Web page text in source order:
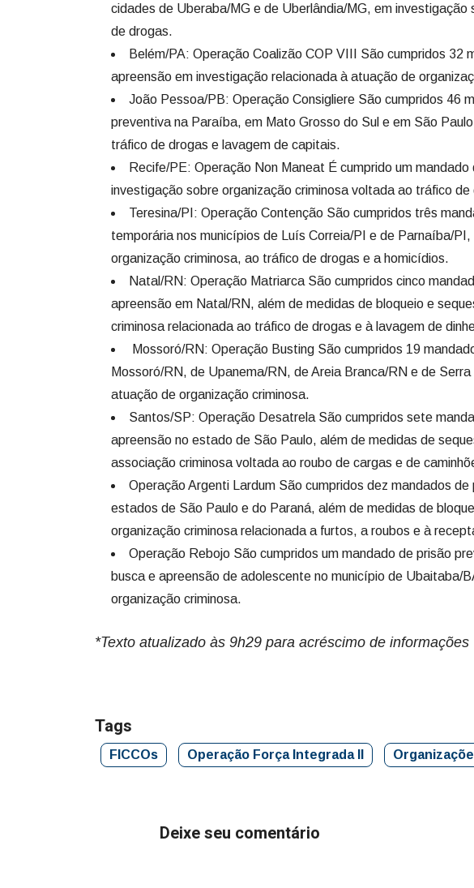
cidades de Uberaba/MG e de Uberlândia/MG, em
de drogas.
Belém/PA: Operação Coalizão COP VIII São cumpridos 32
apreensão em investigação relacionada à atuação de
João Pessoa/PB: Operação Consigliere São cumpridos 46
preventiva na Paraíba, em Mato Grosso do Sul e em São
tráfico de drogas e lavagem de capitais.
Recife/PE: Operação Non Maneat É cumprido um
investigação sobre organização criminosa voltada ao tráfico de
Teresina/PI: Operação Contenção São cumpridos três
temporária nos municípios de Luís Correia/PI e de Parnaíba/
organização criminosa, ao tráfico de drogas e a homicídios.
Natal/RN: Operação Matriarca São cumpridos cinco
apreensão em Natal/RN, além de medidas de bloqueio e
criminosa relacionada ao tráfico de drogas e à lavagem de
Mossoró/RN: Operação Busting São cumpridos 19
Mossoró/RN, de Upanema/RN, de Areia Branca/RN e de
atuação de organização criminosa.
Santos/SP: Operação Desatrela São cumpridos sete
apreensão no estado de São Paulo, além de medidas de
associação criminosa voltada ao roubo de cargas e de
Operação Argenti Lardum São cumpridos dez mandados
estados de São Paulo e do Paraná, além de medidas de
organização criminosa relacionada a furtos, a roubos e à
Operação Rebojo São cumpridos um mandado de prisão
busca e apreensão de adolescente no município de Ubaitaba/
organização criminosa.
*Texto atualizado às 9h29 para acréscimo de informações
Tags
FICCOs Operação Força Integrada II
Deixe seu comentário